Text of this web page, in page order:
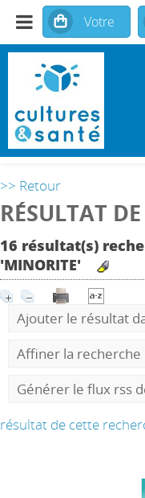
>> Retour
RÉSULTAT
16 résultat(s)
'MINORITE'
Ajouter le résultat
Affiner la recherche
Générer le flux rss
résultat de cette